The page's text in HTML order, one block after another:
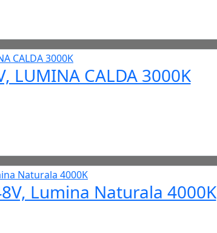
LUMINA CALDA 3000K
Lumina Naturala 4000K